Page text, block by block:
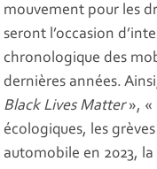
mouvement pour les
seront l’occasion
chronologique des
dernières années.
Black Lives Matter», «
écologiques, les
automobile en 2023,